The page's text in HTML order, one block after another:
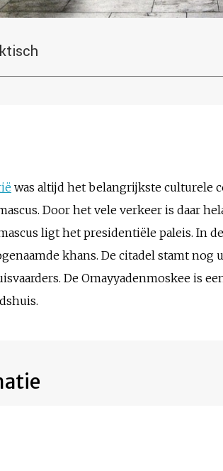
was altijd het belangrijkste culturele
Door het vele verkeer is daar
ligt het presidentiële paleis. In
khans. De citadel stamt
De Omayyadenmoskee is